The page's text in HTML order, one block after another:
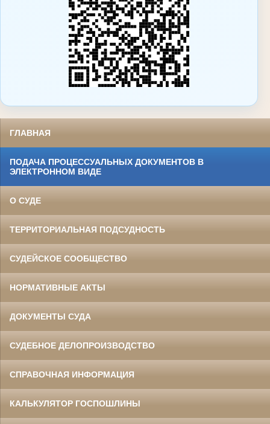
ГЛАВНАЯ
ПОДАЧА ПРОЦЕССУАЛЬНЫХ ДОКУМЕНТОВ В
ЭЛЕКТРОННОМ ВИДЕ
О СУДЕ
ТЕРРИТОРИАЛЬНАЯ ПОДСУДНОСТЬ
СУДЕЙСКОЕ СООБЩЕСТВО
НОРМАТИВНЫЕ АКТЫ
ДОКУМЕНТЫ СУДА
СУДЕБНОЕ ДЕЛОПРОИЗВОДСТВО
СПРАВОЧНАЯ ИНФОРМАЦИЯ
КАЛЬКУЛЯТОР ГОСПОШЛИНЫ